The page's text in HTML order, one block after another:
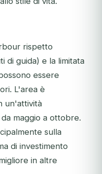
rispetto
di guida) e la limitata
essere
L'area è
un'attività
maggio a ottobre.
sulla
di investimento
in altre